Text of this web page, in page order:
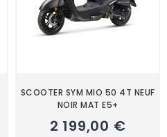
SCOOTER SYM MIO 50 4T NEUF
NOIR MAT E5+
2 199,00 €